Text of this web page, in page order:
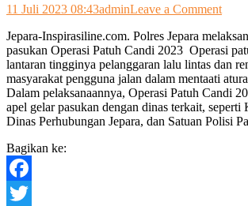
11 Juli 2023 08:43adminLeave a Commenton
Dan
Jepara-Inspirasiline.com. Polres Jepara
pasukan Operasi Patuh Candi 2023 Operasi
lantaran tingginya pelanggaran lalu lintas dan
masyarakat pengguna jalan dalam mentaati
Dalam pelaksanaannya, Operasi Patuh Candi
apel gelar pasukan dengan dinas terkait, seperti
Dinas Perhubungan Jepara, dan Satuan Polisi
Bagikan ke:
Facebook